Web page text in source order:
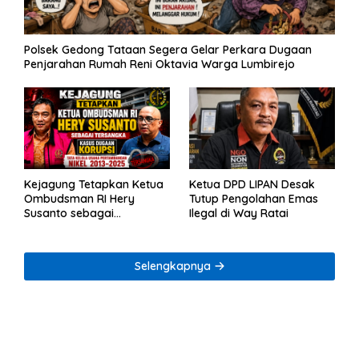
Polsek Gedong Tataan Segera Gelar Perkara Dugaan
Penjarahan Rumah Reni Oktavia Warga Lumbirejo
Kejagung Tetapkan Ketua
Ombudsman RI Hery
Susanto sebagai
Tambang Nikel
Ketua DPD LIPAN Desak
Tutup Pengolahan Emas
Ilegal di Way Ratai
Selengkapnya